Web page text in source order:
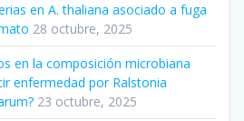
en A. thaliana asociado a fuga
28 octubre, 2025
en la composición microbiana
enfermedad por Ralstonia
23 octubre, 2025